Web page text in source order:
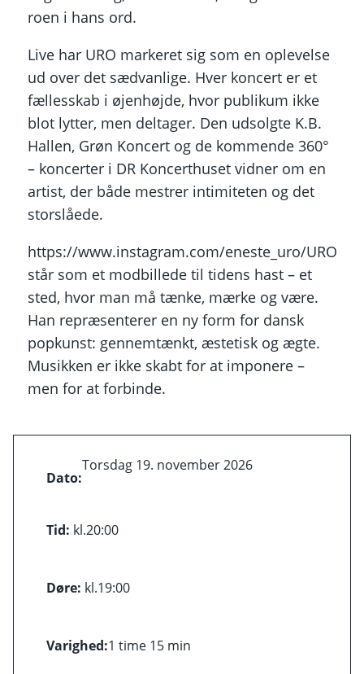
roen i hans ord.
Live har URO markeret sig som en oplevelse
ud over det sædvanlige. Hver koncert er et
fællesskab i øjenhøjde, hvor publikum ikke
blot lytter, men deltager. Den udsolgte K.B.
Hallen, Grøn Koncert og de kommende 360°
– koncerter i DR Koncerthuset vidner om en
artist, der både mestrer intimiteten og det
storslåede.
https://www.instagram.com/eneste_uro/URO
står som et modbillede til tidens hast – et
sted, hvor man må tænke, mærke og være.
Han repræsenterer en ny form for dansk
popkunst: gennemtænkt, æstetisk og ægte.
Musikken er ikke skabt for at imponere –
men for at forbinde.
Dato:
Torsdag 19. november 2026
Tid: kl.20:00
Døre: kl.19:00
Varighed:1 time 15 min